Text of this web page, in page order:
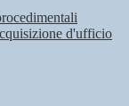
d'ufficio